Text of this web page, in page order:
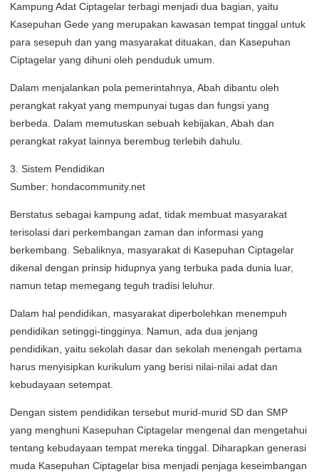
Kampung Adat Ciptagelar terbagi menjadi dua bagian, yaitu
Kasepuhan Gede yang merupakan kawasan tempat tinggal untuk
para sesepuh dan yang masyarakat dituakan, dan Kasepuhan
Ciptagelar yang dihuni oleh penduduk umum.
Dalam menjalankan pola pemerintahnya, Abah dibantu oleh
perangkat rakyat yang mempunyai tugas dan fungsi yang
berbeda. Dalam memutuskan sebuah kebijakan, Abah dan
perangkat rakyat lainnya berembug terlebih dahulu.
3. Sistem Pendidikan
Sumber: hondacommunity.net
Berstatus sebagai kampung adat, tidak membuat masyarakat
terisolasi dari perkembangan zaman dan informasi yang
berkembang. Sebaliknya, masyarakat di Kasepuhan Ciptagelar
dikenal dengan prinsip hidupnya yang terbuka pada dunia luar,
namun tetap memegang teguh tradisi leluhur.
Dalam hal pendidikan, masyarakat diperbolehkan menempuh
pendidikan setinggi-tingginya. Namun, ada dua jenjang
pendidikan, yaitu sekolah dasar dan sekolah menengah pertama
harus menyisipkan kurikulum yang berisi nilai-nilai adat dan
kebudayaan setempat.
Dengan sistem pendidikan tersebut murid-murid SD dan SMP
yang menghuni Kasepuhan Ciptagelar mengenal dan mengetahui
tentang kebudayaan tempat mereka tinggal. Diharapkan generasi
muda Kasepuhan Ciptagelar bisa menjadi penjaga keseimbangan